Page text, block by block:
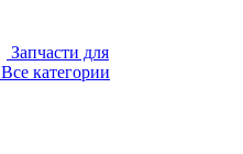
Запчасти для
Все категории